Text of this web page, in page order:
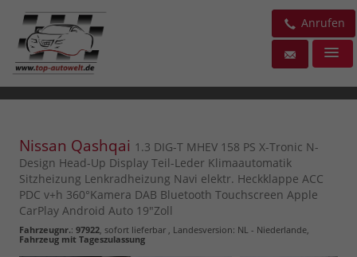
Anrufen
Nissan Qashqai 1.3 DIG-T MHEV 158 PS X-Tronic N-
Design Head-Up Display Teil-Leder Klimaautomatik
Sitzheizung Lenkradheizung Navi elektr. Heckklappe ACC
PDC v+h 360°Kamera DAB Bluetooth Touchscreen Apple
CarPlay Android Auto 19"Zoll
Fahrzeugnr.: 97922 sofort lieferbar , Landesversion: NL - Niederlande,
Fahrzeug mit Tageszulassung